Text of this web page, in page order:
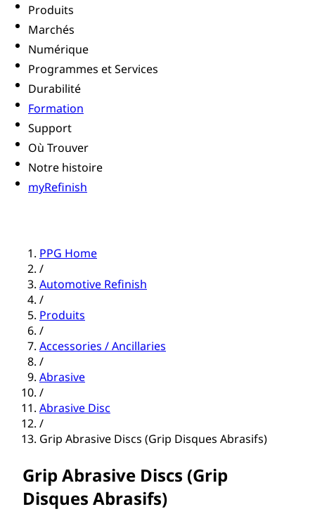
Produits
Marchés
Numérique
Programmes et Services
Durabilité
Formation
Support
Où Trouver
Notre histoire
myRefinish
PPG Home
/
Automotive Refinish
/
Produits
/
Accessories / Ancillaries
/
Abrasive
/
Abrasive Disc
/
Grip Abrasive Discs (Grip Disques Abrasifs)
Grip Abrasive Discs (Grip
Disques Abrasifs)